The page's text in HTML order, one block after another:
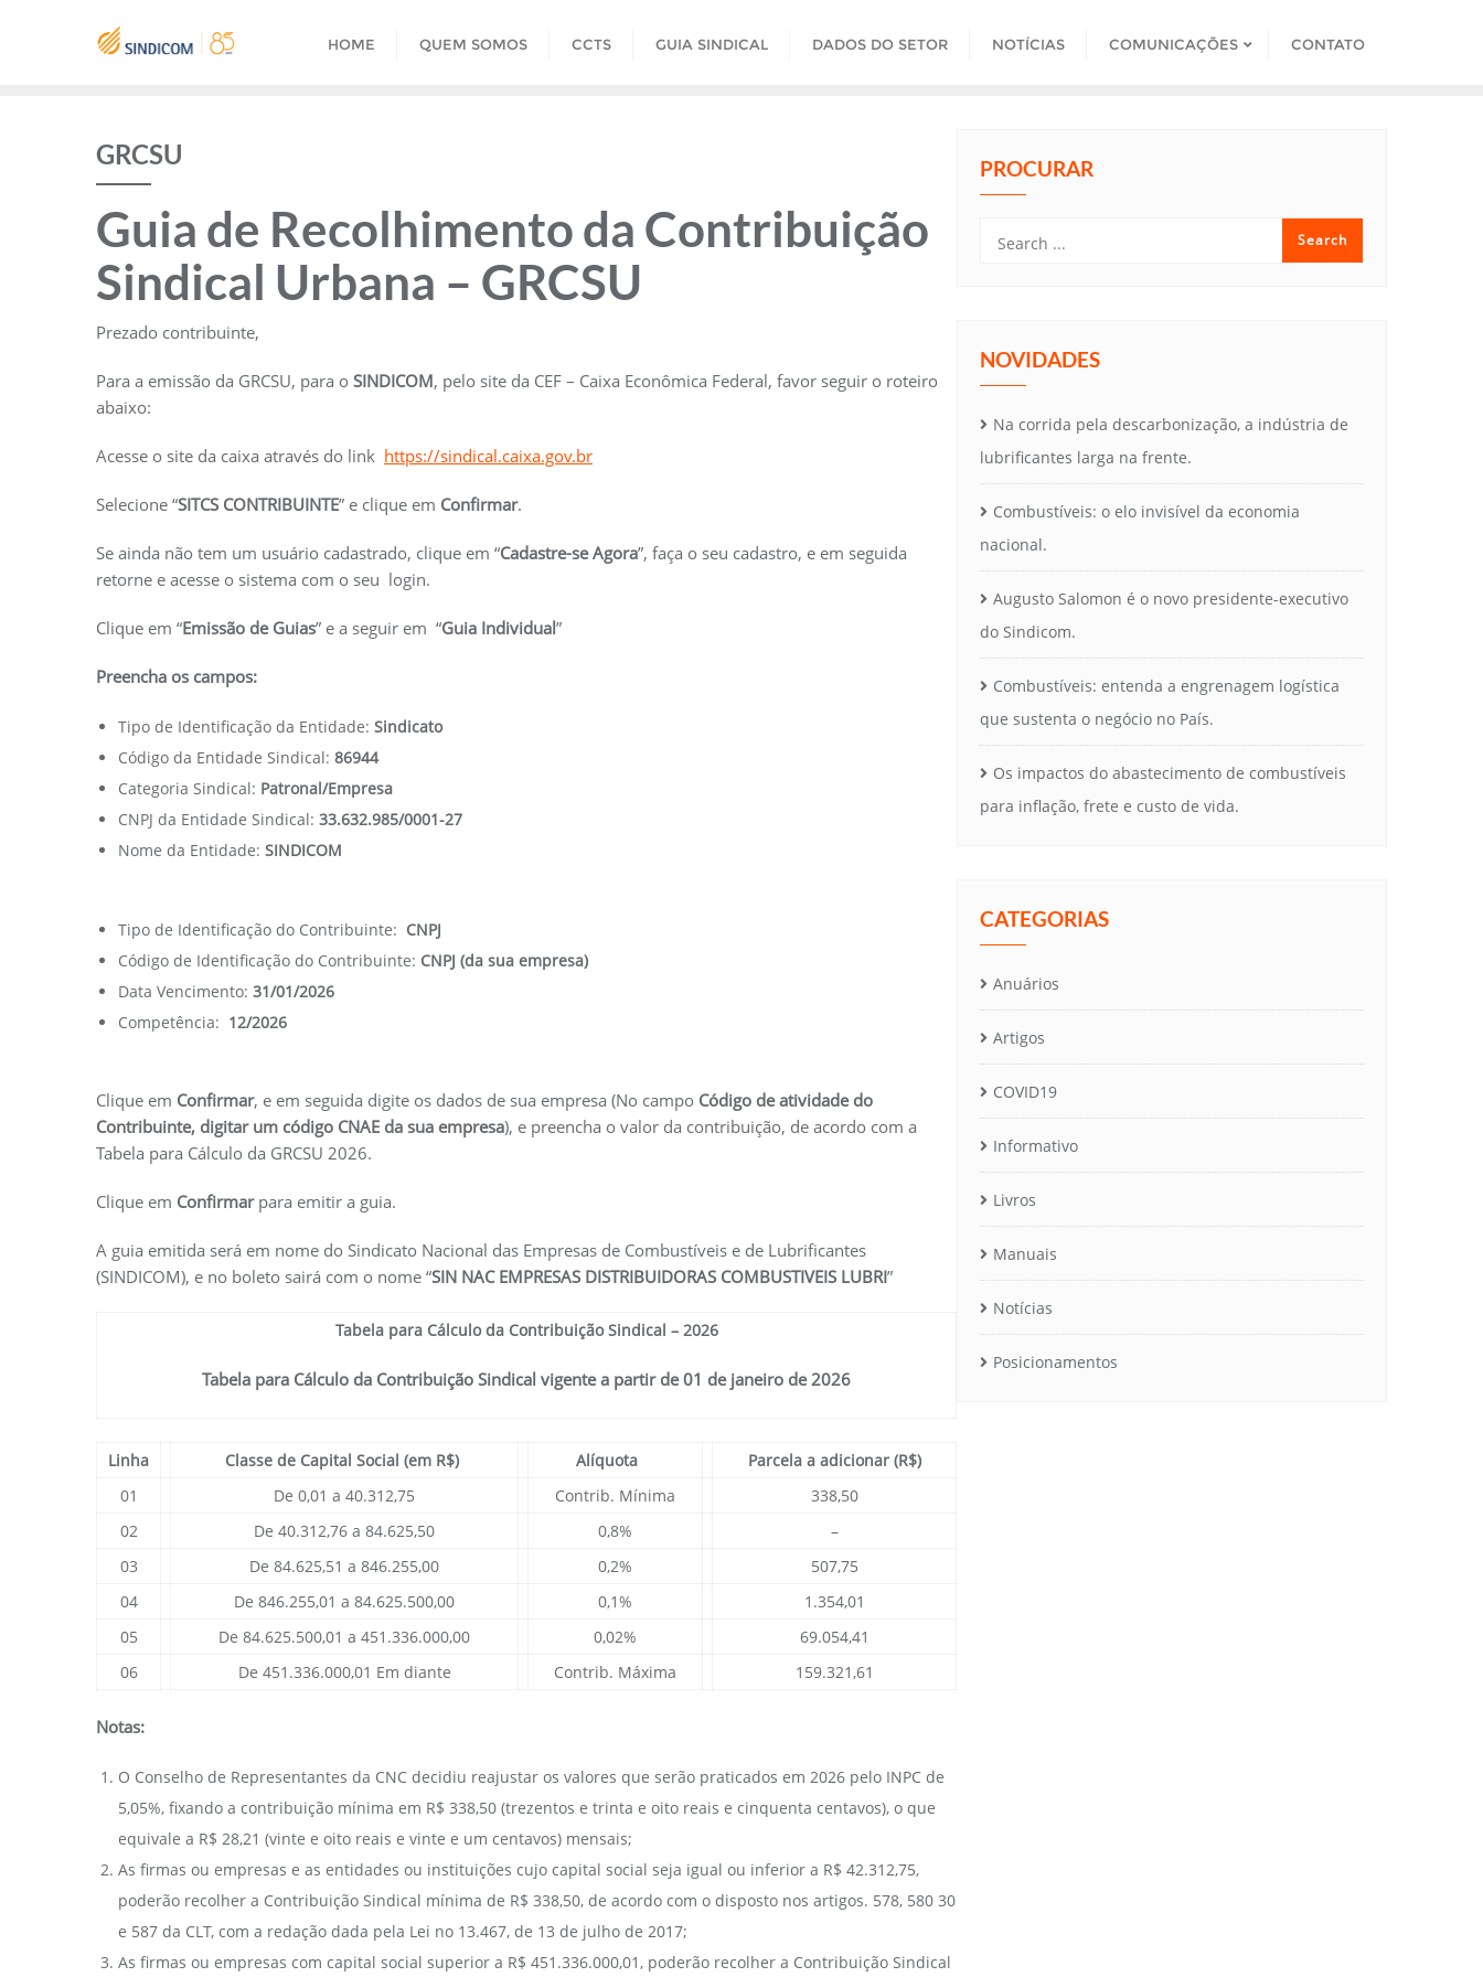
HOME QUEM SOMOS CCTS GUIA SINDICAL DADOS DO SETOR NOTÍCIAS COMUNICAÇÕES CONTATO
GRCSU
Guia de Recolhimento da Contribuição
Sindical Urbana – GRCSU
Prezado contribuinte,
Para a emissão da GRCSU, para o SINDICOM, pelo site da CEF – Caixa Econômica Federal, favor seguir o roteiro
abaixo:
Acesse o site da caixa através do link https://sindical.caixa.gov.br
Selecione “SITCS CONTRIBUINTE” e clique em Confirmar.
Se ainda não tem um usuário cadastrado, clique em “Cadastre-se Agora”, faça o seu cadastro, e em seguida
retorne e acesse o sistema com o seu login.
Clique em “Emissão de Guias” e a seguir em “Guia Individual”
Preencha os campos:
Tipo de Identificação da Entidade: Sindicato
Código da Entidade Sindical: 86944
Categoria Sindical: Patronal/Empresa
CNPJ da Entidade Sindical: 33.632.985/0001-27
Nome da Entidade: SINDICOM
Tipo de Identificação do Contribuinte: CNPJ
Código de Identificação do Contribuinte: CNPJ (da sua empresa)
Data Vencimento: 31/01/2026
Competência: 12/2026
Clique em Confirmar, e em seguida digite os dados de sua empresa (No campo Código de atividade do
Contribuinte, digitar um código CNAE da sua empresa), e preencha o valor da contribuição, de acordo com a
Tabela para Cálculo da GRCSU 2026.
Clique em Confirmarpara emitir a guia.
A guia emitida será em nome do Sindicato Nacional das Empresas de Combustíveis e de Lubrificantes
(SINDICOM), e no boleto sairá com o nome “SIN NAC EMPRESAS DISTRIBUIDORAS COMBUSTIVEIS LUBRI”
Tabela para Cálculo da Contribuição Sindical – 2026
Tabela para Cálculo da Contribuição Sindical vigente a partir de 01 de janeiro de 2026
Linha Classe de Capital Social (em R$) Alíquota
Parcela a adicionar (R$)
01
De 0,01 a 40.312,75 Contrib. Mínima
338,50
02
De 40.312,76 a 84.625,50 0,8%
–
03
De 84.625,51 a 846.255,00 0,2%
507,75
04
De 846.255,01 a 84.625.500,00 0,1%
1.354,01
05
De 84.625.500,01 a 451.336.000,00 0,02%
69.054,41
06
De 451.336.000,01 Em diante Contrib. Máxima 159.321,61
Notas:
O Conselho de Representantes da CNC decidiu reajustar os valores que serão praticados em 2026 pelo INPC de
5,05%, fixando a contribuição mínima em R$ 338,50 (trezentos e trinta e oito reais e cinquenta centavos), o que
equivale a R$ 28,21 (vinte e oito reais e vinte e um centavos) mensais;
As firmas ou empresas e as entidades ou instituições cujo capital social seja igual ou inferior a R$ 42.312,75,
poderão recolher a Contribuição Sindical mínima de R$ 338,50, de acordo com o disposto nos artigos. 578, 580 30
e 587 da CLT, com a redação dada pela Lei no 13.467, de 13 de julho de 2017;
As firmas ou empresas com capital social superior a R$ 451.336.000,01, poderão recolher a Contribuição Sindical
PROCURAR
NOVIDADES
Na corrida pela descarbonização, a indústria de
lubrificantes larga na frente.
Combustíveis: o elo invisível da economia
nacional.
Augusto Salomon é o novo presidente-executivo
do Sindicom.
Combustíveis: entenda a engrenagem logística
que sustenta o negócio no País.
Os impactos do abastecimento de combustíveis
para inflação, frete e custo de vida.
CATEGORIAS
Anuários
Artigos
COVID19
Informativo
Livros
Manuais
Notícias
Posicionamentos